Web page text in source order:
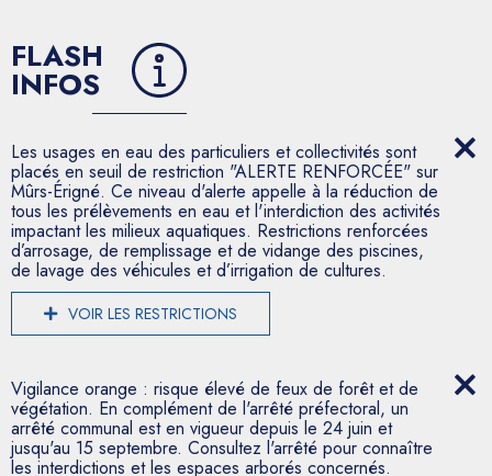
FLASH
INFOS
Les usages en eau des particuliers et collectivités sont
placés en seuil de restriction "ALERTE RENFORCÉE" sur
Mûrs-Érigné. Ce niveau d'alerte appelle à la réduction de
tous les prélèvements en eau et l'interdiction des activités
impactant les milieux aquatiques. Restrictions renforcées
d’arrosage, de remplissage et de vidange des piscines,
de lavage des véhicules et d’irrigation de cultures.
VOIR LES RESTRICTIONS
Vigilance orange : risque élevé de feux de forêt et de
végétation. En complément de l'arrêté préfectoral, un
arrêté communal est en vigueur depuis le 24 juin et
jusqu'au 15 septembre. Consultez l'arrêté pour connaître
les interdictions et les espaces arborés concernés.